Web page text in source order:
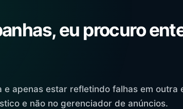
eu procuro
apenas estar refletindo falhas em outra
e não no gerenciador de anúncios.